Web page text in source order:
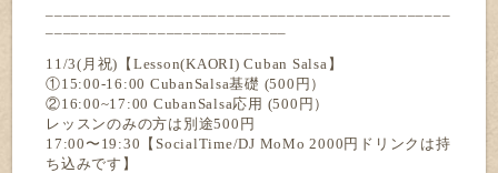
11/3(月祝)【Lesson(KAORI) Cuban Salsa】
①15:00-16:00 CubanSalsa基礎 (500円）
②16:00~17:00 CubanSalsa応用 (500円）
レッスンのみの方は別途500円
17:00〜19:30【SocialTime/DJ MoMo 2000円ドリンクは持
ち込みです】